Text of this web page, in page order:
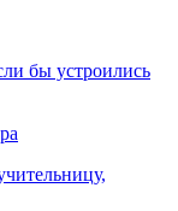
бы устроились